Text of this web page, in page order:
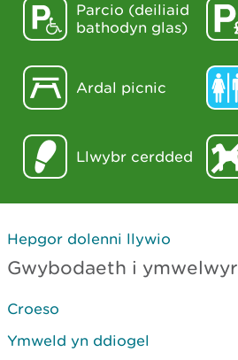
Parcio (deiliaid
bathodyn glas)
Ardal picnic
Llwybr cerdded
Hepgor dolenni llywio
Gwybodaeth i ymwelwyr
Croeso
Ymweld yn ddiogel